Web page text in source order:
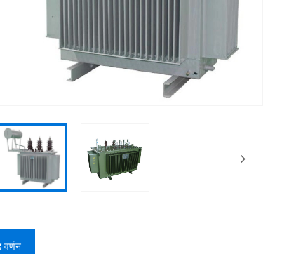
वर्णन